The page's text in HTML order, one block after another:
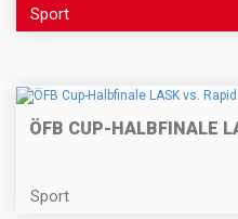
Sport
ÖFB CUP-HALBFINALE
Sport